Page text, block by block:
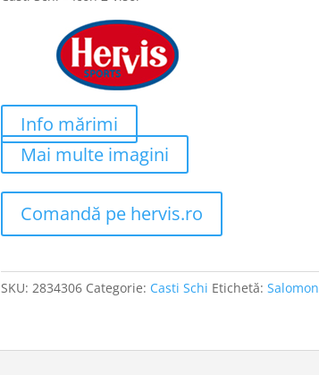
Info mărimi
Mai multe imagini
Comandă pe hervis.ro
SKU:2834306 Categorie: Casti Schi Etichetă:Salomon